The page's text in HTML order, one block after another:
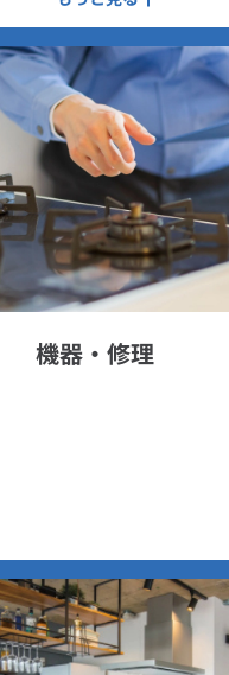
機器・修理